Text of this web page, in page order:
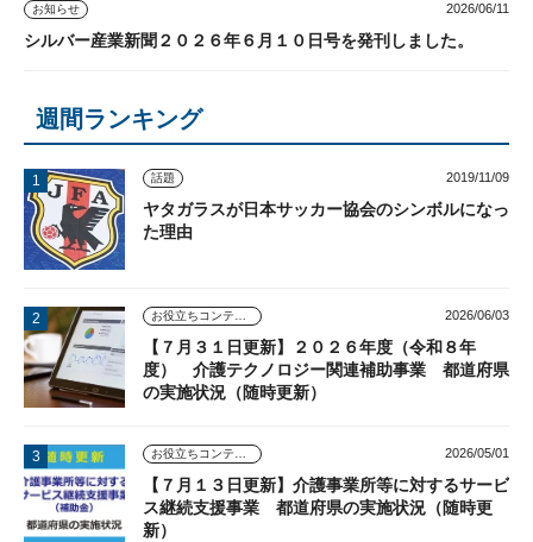
お知らせ 2026/06/11
シルバー産業新聞２０２６年６月１０日号を発刊しました。
週間ランキング
話題 2019/11/09
ヤタガラスが日本サッカー協会のシンボルになっ
た理由
2026/06/03
【７月３１日更新】２０２６年度（令和８年
度） 介護テクノロジー関連補助事業 都道府県
の実施状況（随時更新）
2026/05/01
【７月１３日更新】介護事業所等に対するサービ
ス継続支援事業 都道府県の実施状況（随時更
新）